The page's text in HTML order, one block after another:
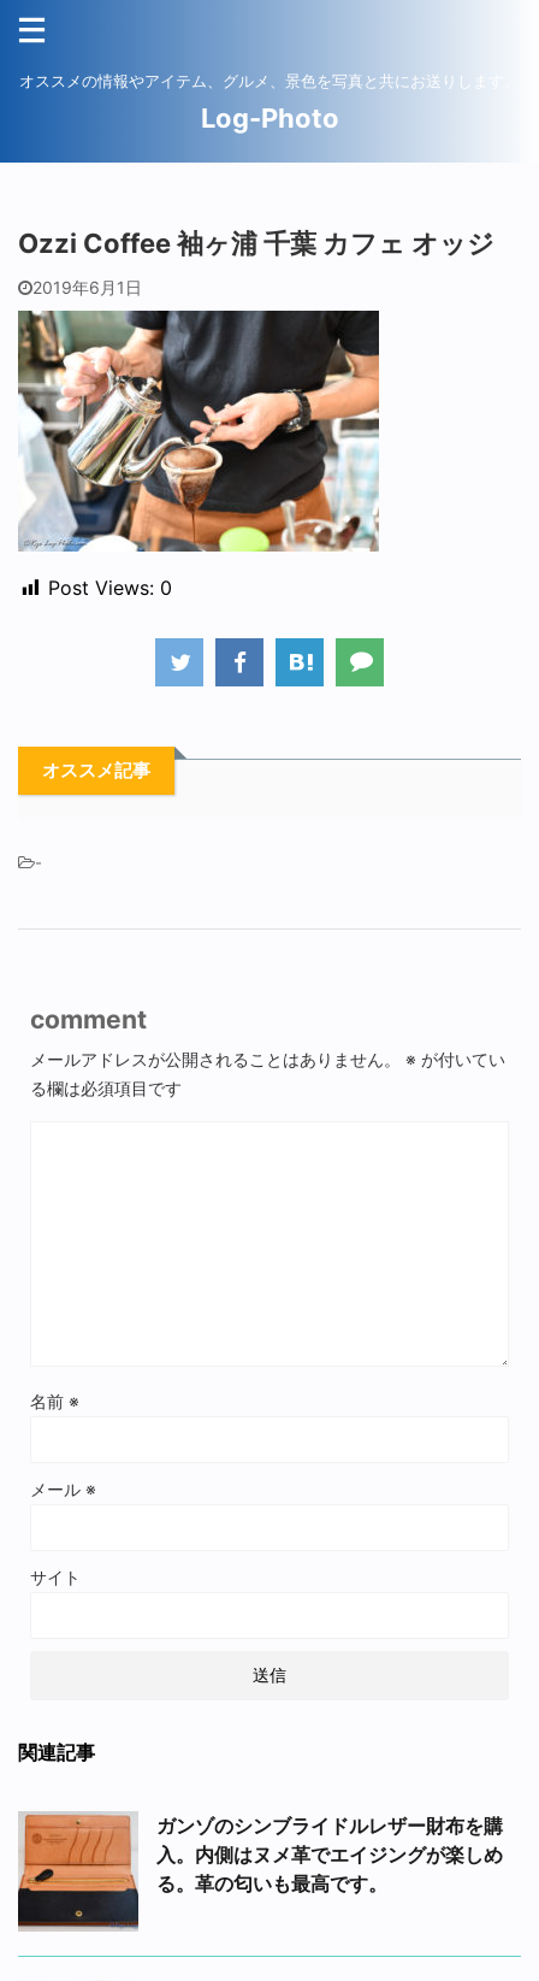
オススメの情報やアイテム、グルメ、景色を写真と共にお送りします。
Log-Photo
Ozzi Coffee 袖ヶ浦 千葉 カフェ オッジ
2019年6月1日
Post Views: 0
オススメ記事
-
comment
メールアドレスが公開されることはありません。 ※ が付いてい
る欄は必須項目です
名前 ※
メール ※
サイト
関連記事
ガンゾのシンブライドルレザー財布を購
入。内側はヌメ革でエイジングが楽しめ
る。革の匂いも最高です。